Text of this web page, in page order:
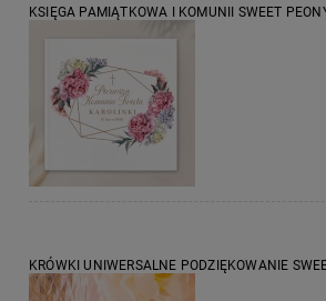
KSIĘGA PAMIĄTKOWA I KOMUNII SWEET
KRÓWKI UNIWERSALNE PODZIĘKOWANIE